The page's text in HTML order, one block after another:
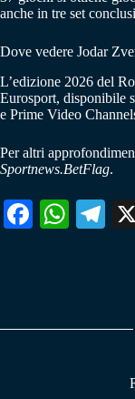
anche in tre set
Dove vedere Jodar
L’edizione 2026 del
Eurosport,
e Prime Video
Per altri
Sportnews.BetFlag.
Fa W
pp
Te
m